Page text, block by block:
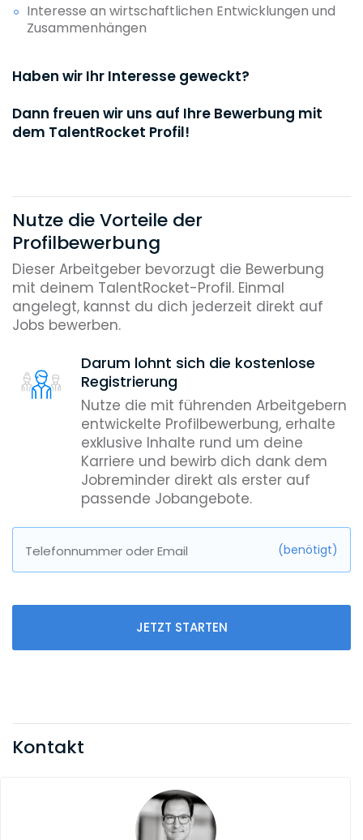
Interesse an wirtschaftlichen Entwicklungen und
Zusammenhängen
Haben wir Ihr Interesse geweckt?
Dann freuen wir uns auf Ihre Bewerbung mit
dem TalentRocket Profil!
Nutze die Vorteile der
Profilbewerbung
Dieser Arbeitgeber bevorzugt die Bewerbung
mit deinem TalentRocket-Profil. Einmal
angelegt, kannst du dich jederzeit direkt auf
Jobs bewerben.
Darum lohnt sich die kostenlose
Registrierung
Nutze die mit führenden Arbeitgebern
entwickelte Profilbewerbung, erhalte
exklusive Inhalte rund um deine
Karriere und bewirb dich dank dem
Jobreminder direkt als erster auf
passende Jobangebote.
Telefonnummer oder Email (benötigt)
JETZT STARTEN
Kontakt